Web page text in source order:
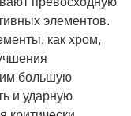
элементов.
как хром,
им большую
и ударную